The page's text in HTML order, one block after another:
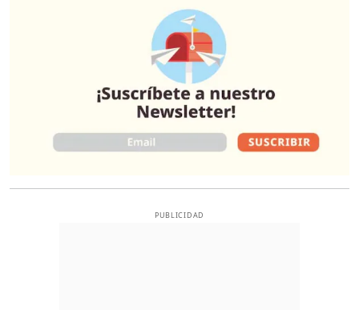
PUBLICIDAD